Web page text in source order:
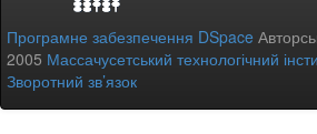
Програмне забезпечення DSpace
2005 Массачусетський технологічний
Зворотний зв’язок